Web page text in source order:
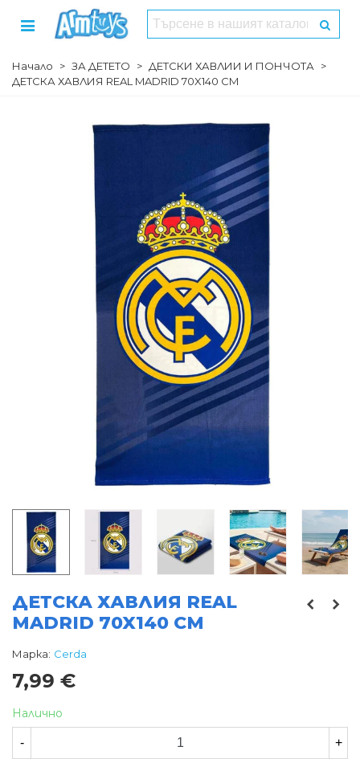
Начало > ЗА ДЕТЕТО > ДЕТСКИ ХАВЛИИ И ПОНЧОТА
>
ДЕТСКА ХАВЛИЯ REAL MADRID 70X140 СМ
ДЕТСКА ХАВЛИЯ REAL
MADRID 70X140 СМ
Марка: Cerda
7,99 €
Налично
- +